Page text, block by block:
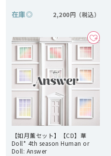
在庫◎ 2,200円
【如月薫セット】【CD】華
Doll* 4th season Human or
Doll: Answer